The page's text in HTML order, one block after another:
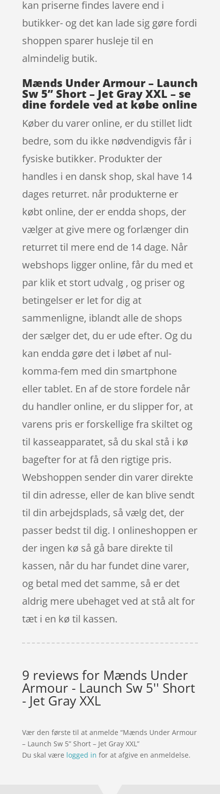
kan priserne findes lavere end i
butikker- og det kan lade sig gøre fordi
shoppen sparer husleje til en
almindelig butik.
Mænds Under Armour – Launch
Sw 5” Short – Jet Gray XXL – se
dine fordele ved at købe online
Køber du varer online, er du stillet lidt
bedre, som du ikke nødvendigvis får i
fysiske butikker. Produkter der
handles i en dansk shop, skal have 14
dages returret. når produkterne er
købt online, der er endda shops, der
vælger at give mere og forlænger din
returret til mere end de 14 dage. Når
webshops ligger online, får du med et
par klik et stort udvalg , og priser og
betingelser er let for dig at
sammenligne, iblandt alle de shops
der sælger det, du er ude efter. Og du
kan endda gøre det i løbet af nul-
komma-fem med din smartphone
eller tablet. En af de store fordele når
du handler online, er du slipper for, at
varens pris er forskellige fra skiltet og
til kasseapparatet, så du skal stå i kø
bagefter for at få den rigtige pris.
Webshoppen sender din varer direkte
til din adresse, eller de kan blive sendt
til din arbejdsplads, så vælg det, der
passer bedst til dig. I onlineshoppen er
der ingen kø så gå bare direkte til
kassen, når du har fundet dine varer,
og betal med det samme, så er det
aldrig mere ubehaget ved at stå alt for
tæt i en kø til kassen.
9 reviews for Mænds Under
Armour - Launch Sw 5'' Short
- Jet Gray XXL
Vær den første til at anmelde “Mænds Under Armour
– Launch Sw 5” Short – Jet Gray XXL”
Du skal være logged in for at afgive en anmeldelse.